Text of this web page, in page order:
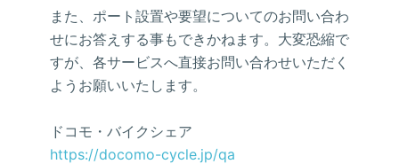
また、ポート設置や要望についてのお問い合わ
せにお答えする事もできかねます。大変恐縮で
すが、各サービスへ直接お問い合わせいただく
ようお願いいたします。
ドコモ・バイクシェア
https://docomo-cycle.jp/qa